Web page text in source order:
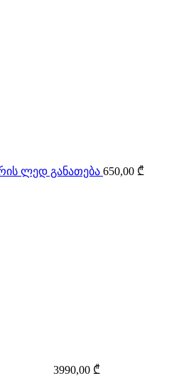
ლედ განათება 650,00 ₾
3990,00 ₾